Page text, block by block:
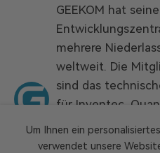
GEEKOM hat
mehrere
weltweit. Die
sind das
für Inventec,
renommierte
verfügen über
Um Ihnen ein
verwendet unsere